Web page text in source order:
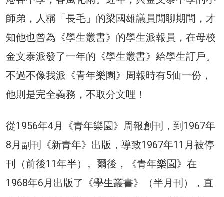
師弟，人稱「長毛」的梁國雄議員閒聊期間，才
知他也曾為《學生叢書》的學生派報員，在母校
金文泰派發了一年的《學生叢書》給學生訂戶。
不過不像我派《青年樂園》周報時有5仙一份，
他則是完全義務，不取分文哩！
從1956年4月《青年樂園》周報創刊，到1967年
8月副刊《新青年》出版，導致1967年11月被停
刊（前後11年半）。爾後，《青年樂園》在
1968年6月出版了《學生叢書》（半月刊），直